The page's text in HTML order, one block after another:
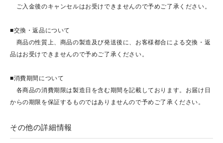
ご入金後のキャンセルはお受けできませんので予めご了承ください。
■交換・返品について
商品の性質上、商品の製造及び発送後に、お客様都合による交換・返
品はお受けできませんので予めご了承ください。
■消費期間について
各商品の消費期限は製造日を含む期間を記載しております。お届け日
からの期限を保証するものではありませんので予めご了承ください。
その他の詳細情報